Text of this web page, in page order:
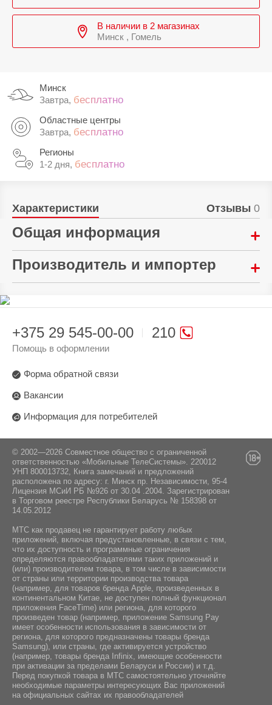
В наличии в 2 магазинах
Минск , Гомель
Минск
Завтра, бесплатно
Областные центры
Завтра, бесплатно
Регионы
1-2 дня, бесплатно
Характеристики Отзывы 0
Общая информация
Материал:
Полиуретан
Гарантия:
14 дней
Производитель и импортер
Китай
Производитель:
Mi Li Ling Electronics Technology Co., Ltd Room
Guangzhou, Guangdong, Китай
Поставщик:
Будславская, дом 23/3, офис 5 ИП Уленский
19, квартира 286
210
+375 29 545-00-00
Помощь в оформлении
Форма обратной связи
Вакансии
Информация для потребителей
© 2002—2026 Совместное общество с ограниченной
ответственностью «Мобильные ТелеСистемы». 220012
УНП 800013732, Книга замечаний и предложений
расположена по адресу: г. Минск пр. Независимости, 95-4
Лицензия МСиИ РБ №926 от 30.04 .2004. Зарегистрирован
в Торговом реестре Республики Беларусь № 158398 от
14.05.2012
МТС как продавец не гарантирует работу любых
приложений, включая предустановленные, в связи с тем,
что их доступность и программные ограничения
определяются правообладателями таких приложений и
(или) производителем товара, в том числе в зависимости
от страны или территории производства товара
(например, для товаров бренда Apple, произведенных в
континентальном Китае, не доступен полный функционал
приложения FaceTime) или региона, для которого
произведен товар (например, приложение Samsung Pay
имеет особенности использования в зависимости от
региона, для которого предназначены товары бренда
Samsung), или страны, где активируется устройство
(например, товары бренда Infiniх, имеющие особенности
при активации за пределами Беларуси и России) и т.д.
Перед покупкой товара в МТС самостоятельно уточняйте
необходимые параметры интересующих Вас приложений
на официальных сайтах их правообладателей